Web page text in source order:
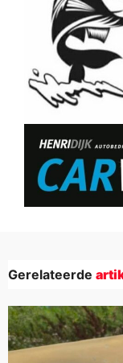
Gerelateerde